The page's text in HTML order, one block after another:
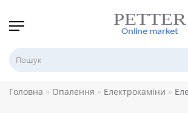
Головна Опалення Електрокаміни